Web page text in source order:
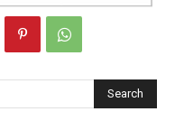
Search